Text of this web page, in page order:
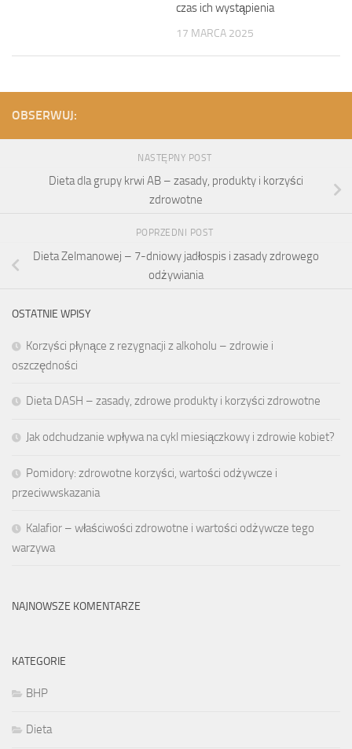
czas ich wystąpienia
17 MARCA 2025
OBSERWUJ:
NASTĘPNY POST
Dieta dla grupy krwi AB – zasady, produkty i korzyści
zdrowotne
POPRZEDNI POST
Dieta Zelmanowej – 7-dniowy jadłospis i zasady zdrowego
odżywiania
OSTATNIE WPISY
Korzyści płynące z rezygnacji z alkoholu – zdrowie i
oszczędności
Dieta DASH – zasady, zdrowe produkty i korzyści zdrowotne
Jak odchudzanie wpływa na cykl miesiączkowy i zdrowie kobiet?
Pomidory: zdrowotne korzyści, wartości odżywcze i
przeciwwskazania
Kalafior – właściwości zdrowotne i wartości odżywcze tego
warzywa
NAJNOWSZE KOMENTARZE
KATEGORIE
BHP
Dieta